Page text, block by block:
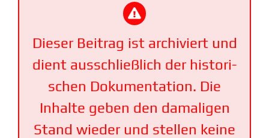
Dieser Beitrag ist archi­viert und
dient ausschließlich der histo­ri­
schen Dokumen­tation. Die
Inhalte geben den damaligen
Stand wieder und stellen keine